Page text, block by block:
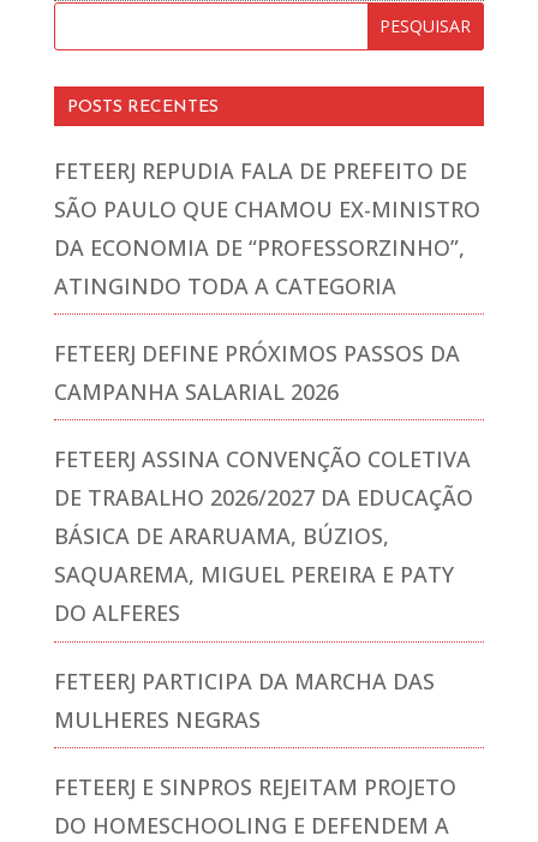
POSTS RECENTES
FETEERJ REPUDIA FALA DE PREFEITO DE
SÃO PAULO QUE CHAMOU EX-MINISTRO
DA ECONOMIA DE “PROFESSORZINHO”,
ATINGINDO TODA A CATEGORIA
FETEERJ DEFINE PRÓXIMOS PASSOS DA
CAMPANHA SALARIAL 2026
FETEERJ ASSINA CONVENÇÃO COLETIVA
DE TRABALHO 2026/2027 DA EDUCAÇÃO
BÁSICA DE ARARUAMA, BÚZIOS,
SAQUAREMA, MIGUEL PEREIRA E PATY
DO ALFERES
FETEERJ PARTICIPA DA MARCHA DAS
MULHERES NEGRAS
FETEERJ E SINPROS REJEITAM PROJETO
DO HOMESCHOOLING E DEFENDEM A